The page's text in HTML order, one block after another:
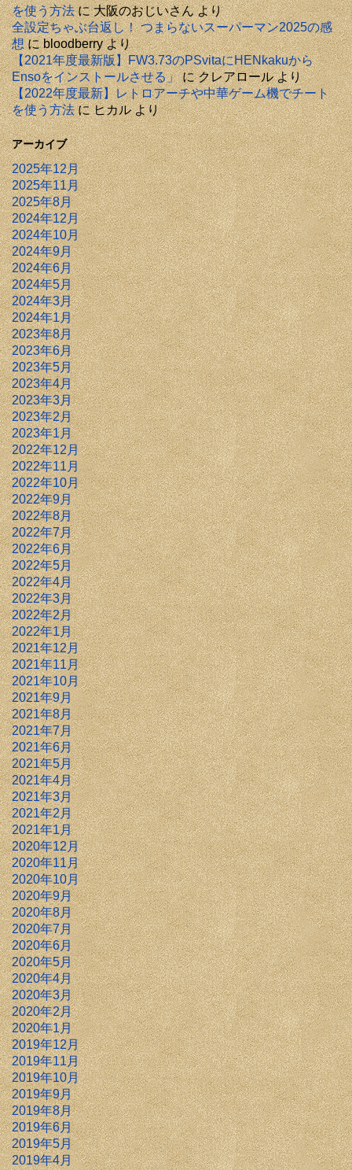
を使う方法に大阪のおじいさんより
全設定ちゃぶ台返し！ つまらないスーパーマン2025の感
想にbloodberryより
【2021年度最新版】FW3.73のPSvitaにHENkakuから
Ensoをインストールさせる」にクレアロールより
【2022年度最新】レトロアーチや中華ゲーム機でチート
を使う方法にヒカルより
アーカイブ
2025年12月
2025年11月
2025年8月
2024年12月
2024年10月
2024年9月
2024年6月
2024年5月
2024年3月
2024年1月
2023年8月
2023年6月
2023年5月
2023年4月
2023年3月
2023年2月
2023年1月
2022年12月
2022年11月
2022年10月
2022年9月
2022年8月
2022年7月
2022年6月
2022年5月
2022年4月
2022年3月
2022年2月
2022年1月
2021年12月
2021年11月
2021年10月
2021年9月
2021年8月
2021年7月
2021年6月
2021年5月
2021年4月
2021年3月
2021年2月
2021年1月
2020年12月
2020年11月
2020年10月
2020年9月
2020年8月
2020年7月
2020年6月
2020年5月
2020年4月
2020年3月
2020年2月
2020年1月
2019年12月
2019年11月
2019年10月
2019年9月
2019年8月
2019年6月
2019年5月
2019年4月